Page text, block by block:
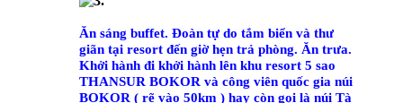
Ăn sáng buffet. Đoàn tự do tắm biển và thư
giãn tại resort đến giờ hẹn trả phòng. Ăn trưa.
Khởi hành đi khởi hành lên khu resort 5 sao
THANSUR BOKOR và công viên quốc gia núi
BOKOR ( rẽ vào 50km ) hay còn gọi là núi Tà